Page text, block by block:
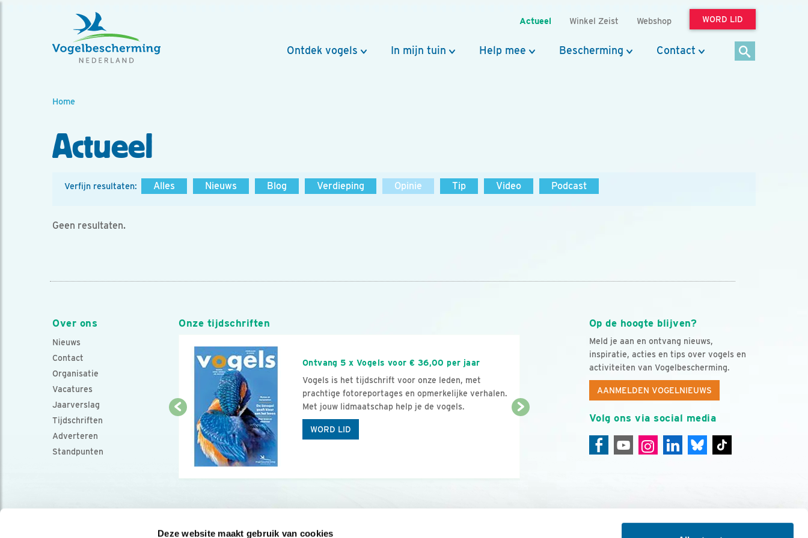
Deze website maakt gebruik van cookies
Actueel Winkel Zeist Webshop WORD LID
Ontdek vogels In mijn tuin Help mee Bescherming Contact
Home
Actueel
Verfijn resultaten: Alles Nieuws Blog Verdieping Opinie Tip Video Podcast
Geen resultaten.
Over ons
Nieuws
Contact
Organisatie
Vacatures
Jaarverslag
Tijdschriften
Adverteren
Standpunten
Op de hoogte blijven?
Meld je aan en ontvang nieuws,
inspiratie, acties en tips over vogels en
activiteiten van Vogelbescherming.
AANMELDEN VOGELNIEUWS
Volg ons via social media
Onze tijdschriften
Ontvang 5 x Vogels voor € 36,00 per jaar
Vogels is het tijdschrift voor onze leden, met
prachtige fotoreportages en opmerkelijke verhalen.
Met jouw lidmaatschap help je de vogels.
WORD LID